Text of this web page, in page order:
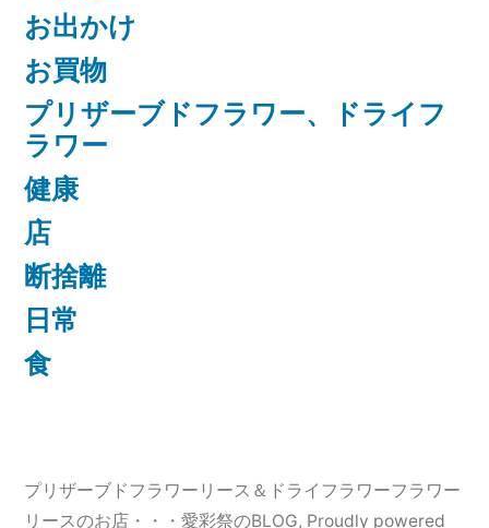
お出かけ
お買物
プリザーブドフラワー、ドライフ
ラワー
健康
店
断捨離
日常
食
プリザーブドフラワーリース＆ドライフラワーフラワー
リースのお店・・・愛彩祭のBLOG, Proudly powered